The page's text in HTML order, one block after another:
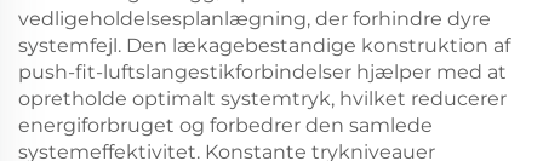
vedligeholdelsesplanlægning, der forhindre dyre
systemfejl. Den lækagebestandige konstruktion af
push-fit-luftslangestikforbindelser hjælper med at
opretholde optimalt systemtryk, hvilket reducerer
energiforbruget og forbedrer den samlede
systemeffektivitet. Konstante trykniveauer